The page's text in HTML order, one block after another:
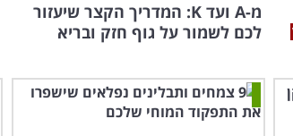
מ-A ועד K: המדריך הקצר שיעזור
לכם לשמור על גוף חזק ובריא